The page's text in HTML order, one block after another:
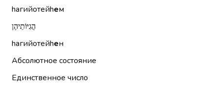
hагийотейhем
הֲגִיּוֹתֵיהֶן
hагийотейhен
Абсолютное состояние
Единственное число